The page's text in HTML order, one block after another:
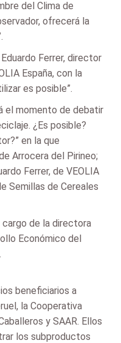
del Clima de
ofrecerá la
Ferrer, director
España, con la
es posible”.
el momento de debatir
¿Es posible?
en la que
Arrocera del Pirineo;
Ferrer, de VEOLIA
Semillas de Cereales
cargo de la directora
Económico del
beneficiarios a
la Cooperativa
y SAAR. Ellos
los subproductos